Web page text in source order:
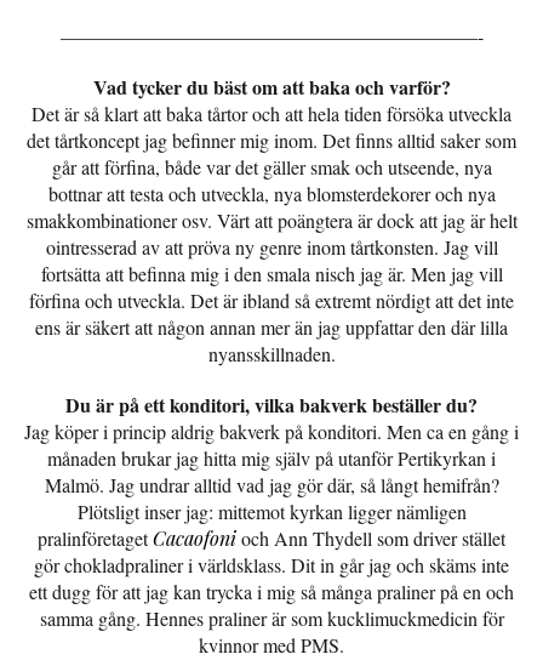
—————————————————————–-
Vad tycker du bäst om att baka och varför?
Det är så klart att baka tårtor och att hela tiden försöka utveckla
det tårtkoncept jag befinner mig inom. Det finns alltid saker som
går att förfina, både var det gäller smak och utseende, nya
bottnar att testa och utveckla, nya blomsterdekorer och nya
smakkombinationer osv. Värt att poängtera är dock att jag är helt
ointresserad av att pröva ny genre inom tårtkonsten. Jag vill
fortsätta att befinna mig i den smala nisch jag är. Men jag vill
förfina och utveckla. Det är ibland så extremt nördigt att det inte
ens är säkert att någon annan mer än jag uppfattar den där lilla
nyansskillnaden.
Du är på ett konditori, vilka bakverk beställer du?
Jag köper i princip aldrig bakverk på konditori. Men ca en gång i
månaden brukar jag hitta mig själv på utanför Pertikyrkan i
Malmö. Jag undrar alltid vad jag gör där, så långt hemifrån?
Plötsligt inser jag: mittemot kyrkan ligger nämligen
pralinföretagetCacaofonioch Ann Thydell som driver stället
gör chokladpraliner i världsklass. Dit in går jag och skäms inte
ett dugg för att jag kan trycka i mig så många praliner på en och
samma gång. Hennes praliner är som kucklimuckmedicin för
kvinnor med PMS.